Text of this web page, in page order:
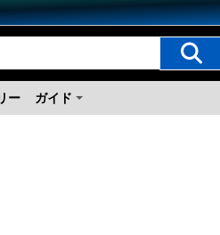
ー ガイド